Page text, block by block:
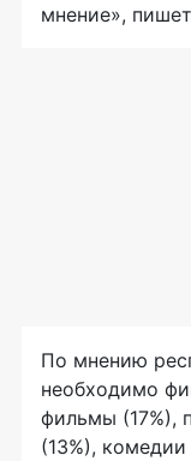
мнение», пишет
По мнению
необходимо
фильмы (17%),
(13%),